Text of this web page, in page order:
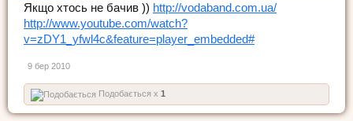
Якщо хтось не бачив )) http://vodaband.com.ua/
http://www.youtube.com/watch?
v=zDY1_yfwl4c&feature=player_embedded#
9 бер 2010
Подобається x 1